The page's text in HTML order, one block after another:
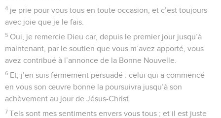
4 je prie pour vous tous en toute occasion, et c’est toujours
avec joie que je le fais.
5 Oui, je remercie Dieu car, depuis le premier jour jusqu’à
maintenant, par le soutien que vous m’avez apporté, vous
avez contribué à l’annonce de la Bonne Nouvelle.
6 Et, j’en suis fermement persuadé : celui qui a commencé
en vous son œuvre bonne la poursuivra jusqu’à son
achèvement au jour de Jésus-Christ.
7 Tels sont mes sentiments envers vous tous ; et il est juste